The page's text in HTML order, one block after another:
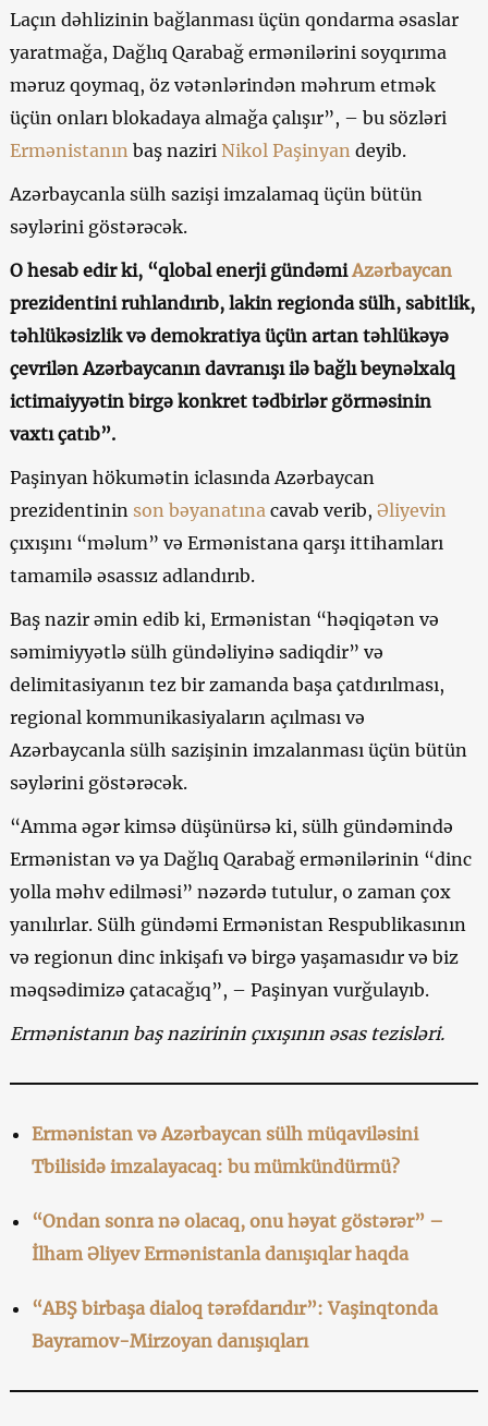
Laçın dəhlizinin bağlanması üçün qondarma əsaslar
yaratmağa, Dağlıq Qarabağ ermənilərini soyqırıma
məruz qoymaq, öz vətənlərindən məhrum etmək
üçün onları blokadaya almağa çalışır”, – bu sözləri
Ermənistanın baş naziri Nikol Paşinyan deyib.
Azərbaycanla sülh sazişi imzalamaq üçün bütün
səylərini göstərəcək.
O hesab edir ki, “qlobal enerji gündəmiAzərbaycan
prezidentini ruhlandırıb, lakin regionda sülh, sabitlik,
təhlükəsizlik və demokratiya üçün artan təhlükəyə
çevrilən Azərbaycanın davranışı ilə bağlı beynəlxalq
ictimaiyyətin birgə konkret tədbirlər görməsinin
vaxtı çatıb”.
Paşinyan hökumətin iclasında Azərbaycan
prezidentinin son bəyanatına cavab verib, Əliyevin
çıxışını “məlum” və Ermənistana qarşı ittihamları
tamamilə əsassız adlandırıb.
Baş nazir əmin edib ki, Ermənistan “həqiqətən və
səmimiyyətlə sülh gündəliyinə sadiqdir” və
delimitasiyanın tez bir zamanda başa çatdırılması,
regional kommunikasiyaların açılması və
Azərbaycanla sülh sazişinin imzalanması üçün bütün
səylərini göstərəcək.
“Amma əgər kimsə düşünürsə ki, sülh gündəmində
Ermənistan və ya Dağlıq Qarabağ ermənilərinin “dinc
yolla məhv edilməsi” nəzərdə tutulur, o zaman çox
yanılırlar. Sülh gündəmi Ermənistan Respublikasının
və regionun dinc inkişafı və birgə yaşamasıdır və biz
məqsədimizə çatacağıq”, – Paşinyan vurğulayıb.
Ermənistanın baş nazirinin çıxışının əsas tezisləri.
Ermənistan və Azərbaycan sülh müqaviləsini
Tbilisidə imzalayacaq: bu mümkündürmü?
“Ondan sonra nə olacaq, onu həyat göstərər” –
İlham Əliyev Ermənistanla danışıqlar haqda
“ABŞ birbaşa dialoq tərəfdarıdır”: Vaşinqtonda
Bayramov-Mirzoyan danışıqları